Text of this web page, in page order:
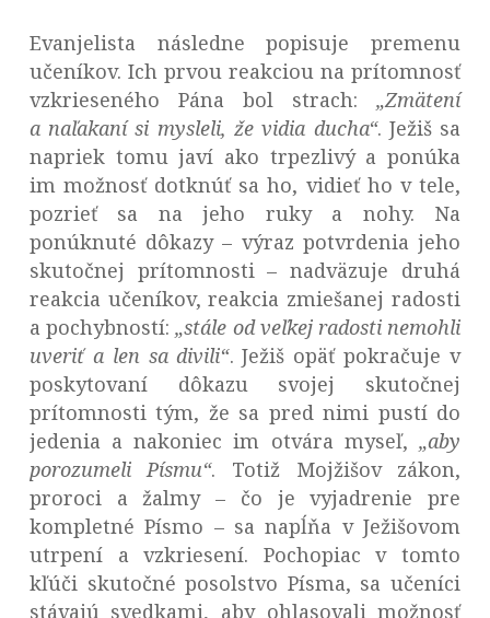
Evanjelista následne popisuje premenu
učeníkov. Ich prvou reakciou na prítomnosť
vzkrieseného Pána bol strach:„Zmätení
a naľakaní si mysleli, že vidia ducha“. Ježiš sa
napriek tomu javí ako trpezlivý a ponúka
im možnosť dotknúť sa ho, vidieť ho v tele,
pozrieť sa na jeho ruky a nohy. Na
ponúknuté dôkazy – výraz potvrdenia jeho
skutočnej prítomnosti – nadväzuje druhá
reakcia učeníkov, reakcia zmiešanej radosti
a pochybností:„stále od veľkej radosti nemohli
uveriť a len sa divili“. Ježiš opäť pokračuje v
poskytovaní dôkazu svojej skutočnej
prítomnosti tým, že sa pred nimi pustí do
jedenia a nakoniec im otvára myseľ,„aby
porozumeli Písmu“. Totiž Mojžišov zákon,
proroci a žalmy – čo je vyjadrenie pre
kompletné Písmo – sa napĺňa v Ježišovom
utrpení a vzkriesení. Pochopiac v tomto
kľúči skutočné posolstvo Písma, sa učeníci
stávajú svedkami, aby ohlasovali možnosť